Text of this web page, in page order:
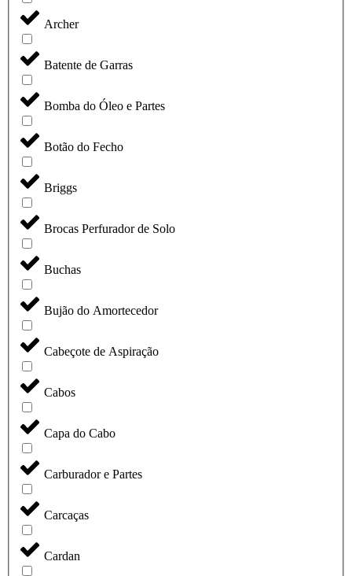
Archer
Batente de Garras
Bomba do Óleo e Partes
Botão do Fecho
Briggs
Brocas Perfurador de Solo
Buchas
Bujão do Amortecedor
Cabeçote de Aspiração
Cabos
Capa do Cabo
Carburador e Partes
Carcaças
Cardan